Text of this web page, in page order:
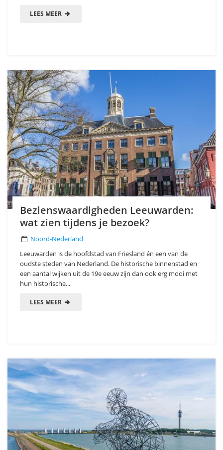
LEES MEER
Bezienswaardigheden Leeuwarden:
wat zien tijdens je bezoek?
Noord-Nederland
Leeuwarden is de hoofdstad van Friesland én een van de
oudste steden van Nederland. De historische binnenstad en
een aantal wijken uit de 19e eeuw zijn dan ook erg mooi met
hun historische...
LEES MEER